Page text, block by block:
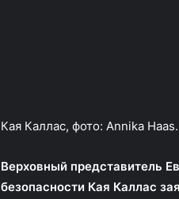
Кая Каллас, фото: Annika
Верховный представитель
безопасности Кая Каллас